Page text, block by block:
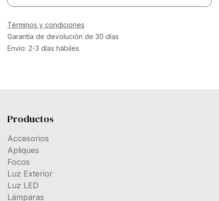
Términos y condiciones
Garantía de devolución de 30 días
Envío: 2-3 días hábiles
Productos
Accesorios
Apliques
Focos
Luz Exterior
Luz LED
Lámparas